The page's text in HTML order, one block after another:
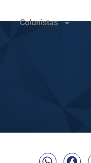
Colunistas